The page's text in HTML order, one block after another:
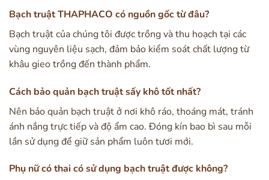
Bạch truật THAPHACO có nguồn gốc từ đâu?
Bạch truật của chúng tôi được trồng và thu hoạch tại các
vùng nguyên liệu sạch, đảm bảo kiểm soát chất lượng từ
khâu gieo trồng đến thành phẩm.
Cách bảo quản bạch truật sấy khô tốt nhất?
Nên bảo quản bạch truật ở nơi khô ráo, thoáng mát, tránh
ánh nắng trực tiếp và độ ẩm cao. Đóng kín bao bì sau mỗi
lần sử dụng để giữ sản phẩm luôn tươi mới.
Phụ nữ có thai có sử dụng bạch truật được không?